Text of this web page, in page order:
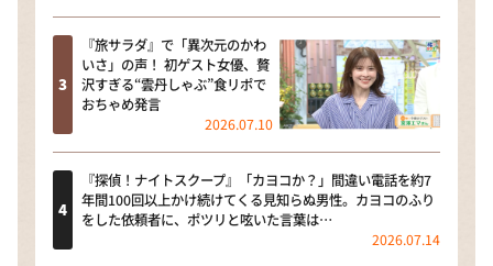
『旅サラダ』で「異次元のかわ
いさ」の声！ 初ゲスト女優、贅
沢すぎる“雲丹しゃぶ”食リポで
おちゃめ発言
2026.07.10
『探偵！ナイトスクープ』「カヨコか？」間違い電話を約7
年間100回以上かけ続けてくる見知らぬ男性。カヨコのふり
をした依頼者に、ポツリと呟いた言葉は…
2026.07.14